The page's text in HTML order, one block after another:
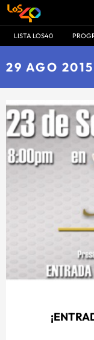
LISTA LOS40
29 AGO 2015